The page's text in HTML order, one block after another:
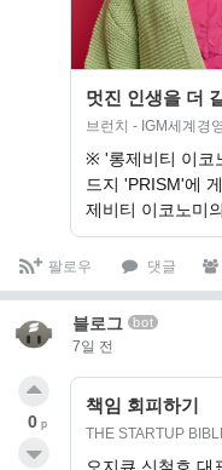
멋진 인생을 더
브런치 - IGM세계경
※ '롱제비티 이코
드지 'PRISM'에
제비티 이코노미
팔로우 댓글
블로그 bot
7일 전
책임 회피하기
THE STARTUP
0 p